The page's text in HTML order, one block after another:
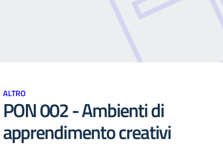
ALTRO
PON 002 - Ambienti di
apprendimento creativi